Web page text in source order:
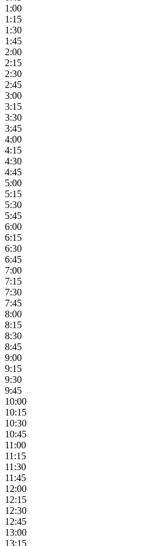
1:00
1:15
1:30
1:45
2:00
2:15
2:30
2:45
3:00
3:15
3:30
3:45
4:00
4:15
4:30
4:45
5:00
5:15
5:30
5:45
6:00
6:15
6:30
6:45
7:00
7:15
7:30
7:45
8:00
8:15
8:30
8:45
9:00
9:15
9:30
9:45
10:00
10:15
10:30
10:45
11:00
11:15
11:30
11:45
12:00
12:15
12:30
12:45
13:00
13:15